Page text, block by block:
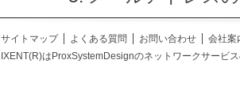
サイトマップ よくある質問 お問い合わせ
会社案
IXENT(R)はProxSystemDesignのネットワークサービ